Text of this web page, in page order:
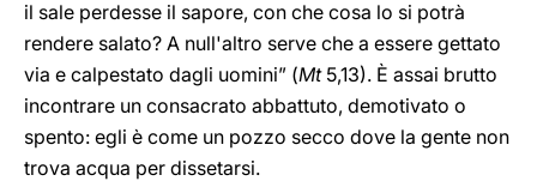
il sale perdesse il sapore, con che cosa lo si potrà
rendere salato? A null'altro serve che a essere gettato
via e calpestato dagli uomini” (Mt5,13). È assai brutto
incontrare un consacrato abbattuto, demotivato o
spento: egli è come un pozzo secco dove la gente non
trova acqua per dissetarsi.